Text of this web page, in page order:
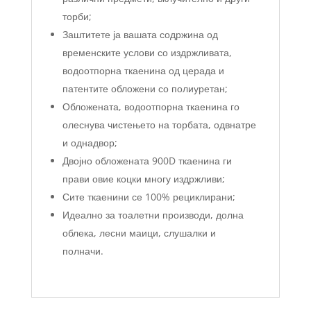
торби;
Заштитете ја вашата содржина од
временските услови со издржливата,
водоотпорна ткаенина од церада и
патентите обложени со полиуретан;
Обложената, водоотпорна ткаенина го
олеснува чистењето на торбата, одвнатре
и однадвор;
Двојно обложената 900D ткаенина ги
прави овие коцки многу издржливи;
Сите ткаенини се 100% рециклирани;
Идеално за тоалетни производи, долна
облека, лесни маици, слушалки и
полначи.